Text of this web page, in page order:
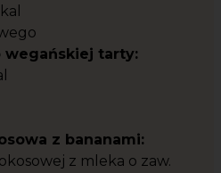
wegańskiej tarty:
z bananami:
z mleka o zaw.